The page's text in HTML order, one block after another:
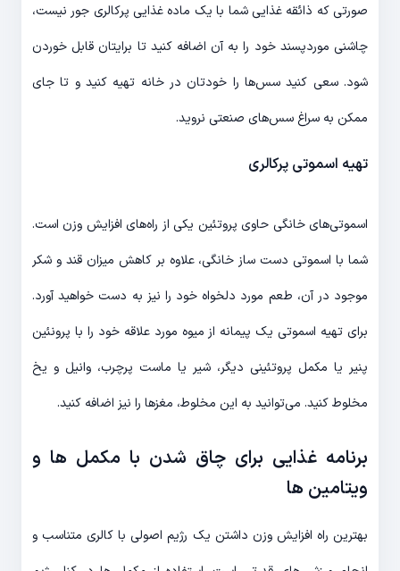
صورتی که ذائقه غذایی شما با یک ماده غذایی پرکالری جور نیست،
چاشنی موردپسند خود را به آن اضافه کنید تا برایتان قابل خوردن
شود. سعی کنید سس‌ها را خودتان در خانه تهیه کنید و تا جای
ممکن به سراغ سس‌های صنعتی نروید.
تهیه اسموتی پرکالری
اسموتی‌های خانگی حاوی پروتئین یکی از راه‌های افزایش وزن است.
شما با اسموتی دست ساز خانگی، علاوه بر کاهش میزان قند و شکر
موجود در آن، طعم مورد دلخواه خود را نیز به دست خواهید آورد.
برای تهیه اسموتی یک پیمانه از میوه مورد علاقه خود را با پرونئین
پنیر یا مکمل پروتئینی دیگر، شیر یا ماست پرچرب، وانیل و یخ
مخلوط کنید. می‌توانید به این مخلوط، مغزها را نیز اضافه کنید.
برنامه غذایی برای چاق شدن با مکمل ها و
ویتامین ها
بهترین راه افزایش وزن داشتن یک رژیم اصولی با کالری متناسب و